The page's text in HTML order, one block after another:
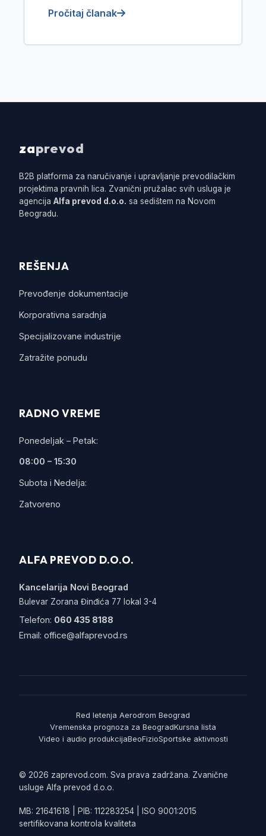
Pročitaj članak
zaprevod
B2B platforma za naručivanje i upravljanje prevodilačkim
projektima pravnih lica. Zvanični pružalac svih usluga je
agencija Alfa prevod d.o.o. sa sedištem na Novom
Beogradu.
REŠENJA
Prevođenje dokumentacije
Korporativna saradnja
Specijalizovane industrije
Zatražite ponudu
RADNO VREME
Ponedeljak – Petak:
08:00 – 15:30
Subota i Nedelja:
Zatvoreno
ALFA PREVOD D.O.O.
Kancelarija Novi Beograd
Bulevar Zorana Đinđića 77 lokal 3-4
Telefon: 060 435 8188
Email: office@alfaprevod.rs
Red letenja Aerodrom Beograd
Vremenska prognoza za BeogradKursna lista
Video i audio produkcijaBeoFizioSportske aktivnosti
© 2026 zaprevod.com. Sva prava zadržana. Zvanične
usluge Alfa prevod d.o.o.
MB: 21641618 | PIB: 112283254 | ISO 9001:2015
sertifikovana kontrola kvaliteta